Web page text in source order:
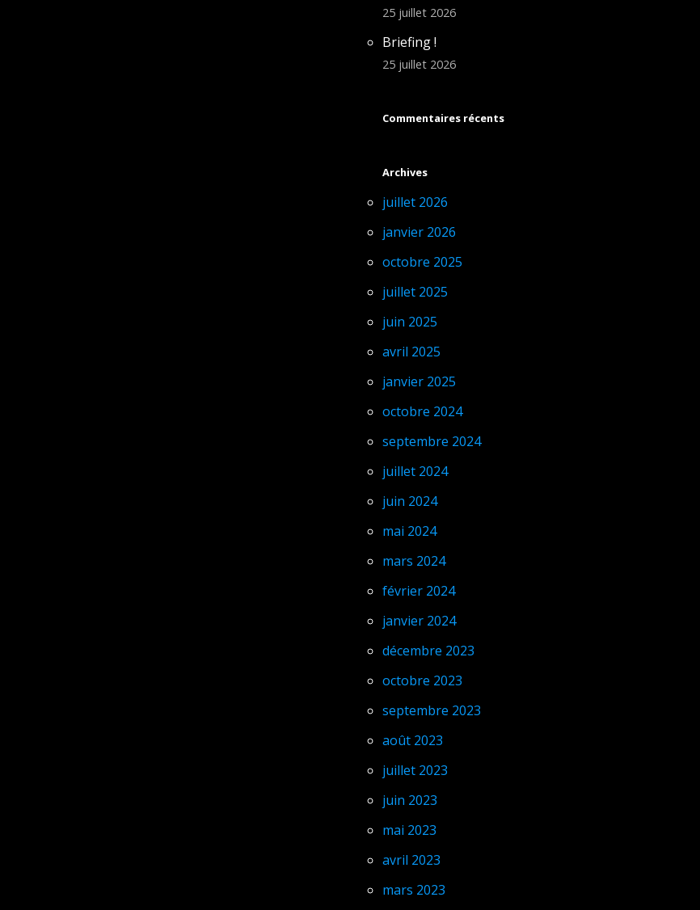
25 juillet 2026
Briefing !
25 juillet 2026
Commentaires récents
Archives
juillet 2026
janvier 2026
octobre 2025
juillet 2025
juin 2025
avril 2025
janvier 2025
octobre 2024
septembre 2024
juillet 2024
juin 2024
mai 2024
mars 2024
février 2024
janvier 2024
décembre 2023
octobre 2023
septembre 2023
août 2023
juillet 2023
juin 2023
mai 2023
avril 2023
mars 2023